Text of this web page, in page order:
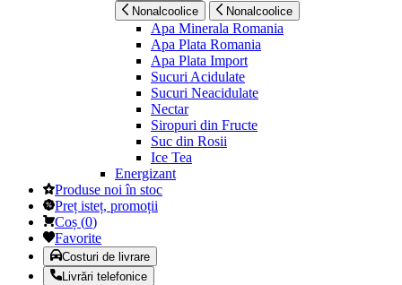
Nonalcoolice Nonalcoolice
Apa Minerala Romania
Apa Plata Romania
Apa Plata Import
Sucuri Acidulate
Sucuri Neacidulate
Nectar
Siropuri din Fructe
Suc din Rosii
Ice Tea
Energizant
Produse noi în stoc
Preț isteț, promoții
Coș (0)
Favorite
Costuri de livrare
Livrări telefonice